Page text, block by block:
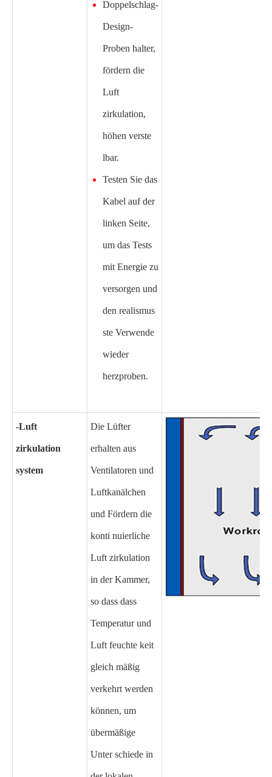
Doppelschlag-
Design-
Proben halter,
fördern die
Luft
zirkulation,
höhen verste
lbar.
Testen Sie das
Kabel auf der
linken Seite,
um das Tests
mit Energie zu
versorgen und
den realismus
ste Verwende
wieder
herzproben.
-Luft
zirkulation
system
Die Lüfter
erhalten aus
Ventilatoren und
Luftkanälchen
und Fördern die
konti nuierliche
Luft zirkulation
in der Kammer,
so dass dass
Temperatur und
Luft feuchte keit
gleich mäßig
verkehrt werden
können, um
übermäßige
Unter schiede in